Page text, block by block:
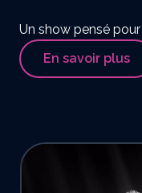
Un show pensé
En savoir plus